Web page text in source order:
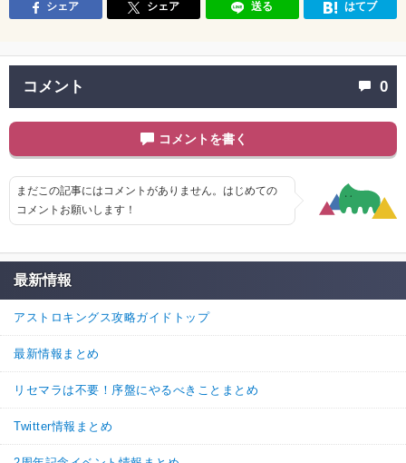
シェア シェア 送る はてブ
コメント 0
コメントを書く
まだこの記事にはコメントがありません。はじめての
コメントお願いします！
最新情報
アストロキングス攻略ガイドトップ
最新情報まとめ
リセマラは不要！序盤にやるべきことまとめ
Twitter情報まとめ